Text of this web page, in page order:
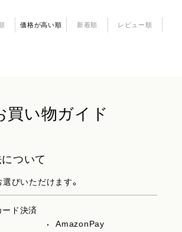
価格が高い順 新着順 レビュー順
買い物ガイド
ついて
びいただけます。
ード決済
AmazonPay